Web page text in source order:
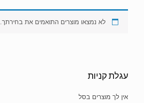
לא נמצאו מוצרים התואמים את בחירתך.
עגלת קניות